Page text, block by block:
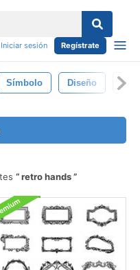
Iniciar sesión Regístrate
Símbolo Diseño
retro hands